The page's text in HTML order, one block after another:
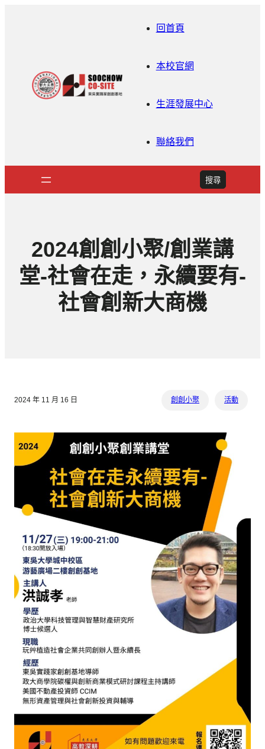
回首頁
本校官網
生涯發展中心
聯絡我們
搜
尋
搜尋
2024創創小聚/創業講
堂-社會在走，永續要有-
社會創新大商機
2024 年 11 月 16 日 創創小聚 活動